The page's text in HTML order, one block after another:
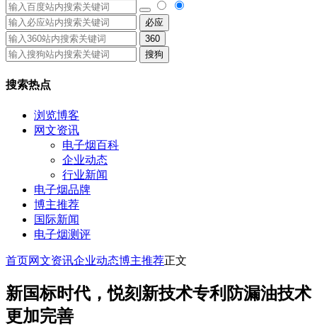
必应
360
搜狗
搜索热点
浏览博客
网文资讯
电子烟百科
企业动态
行业新闻
电子烟品牌
博主推荐
国际新闻
电子烟测评
首页网文资讯企业动态博主推荐正文
新国标时代，悦刻新技术专利防漏油技术
更加完善